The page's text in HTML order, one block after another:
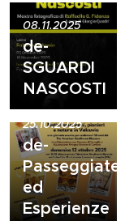
08.11.2025
de-
SGUARDI
NASCOSTI
25.10.2025
de-
Passeggiate
ed
Esperienze